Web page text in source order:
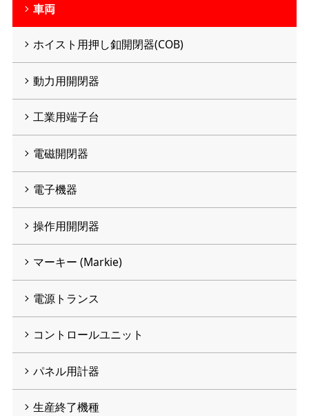
車両
ホイスト用押し釦開閉器(COB)
動力用開閉器
工業用端子台
電磁開閉器
電子機器
操作用開閉器
マーキー (Markie)
電源トランス
コントロールユニット
パネル用計器
生産終了機種